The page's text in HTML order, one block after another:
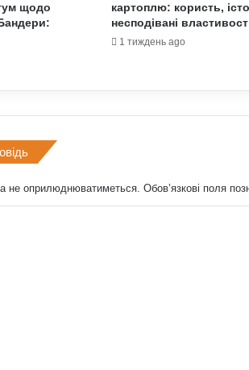
щодо
картоплю: користь,
несподівані
1 тиждень ago
не оприлюднюватиметься. Обов’язкові поля